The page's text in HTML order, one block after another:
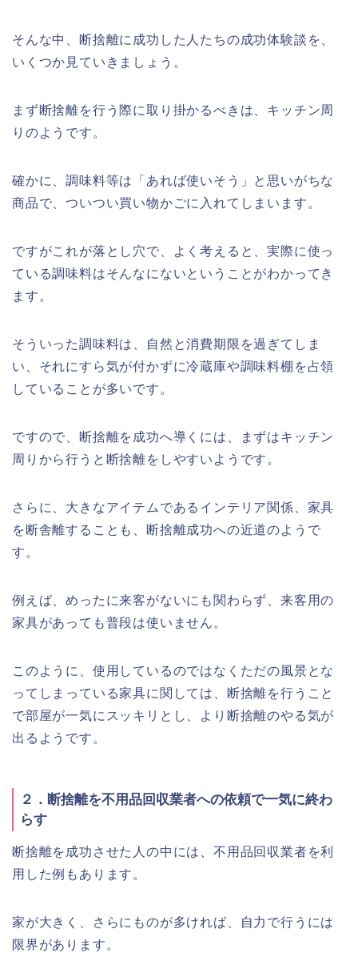
そんな中、断捨離に成功した人たちの成功体験談を、
いくつか見ていきましょう。
まず断捨離を行う際に取り掛かるべきは、キッチン周
りのようです。
確かに、調味料等は「あれば使いそう」と思いがちな
商品で、ついつい買い物かごに入れてしまいます。
ですがこれが落とし穴で、よく考えると、実際に使っ
ている調味料はそんなにないということがわかってき
ます。
そういった調味料は、自然と消費期限を過ぎてしま
い、それにすら気が付かずに冷蔵庫や調味料棚を占領
していることが多いです。
ですので、断捨離を成功へ導くには、まずはキッチン
周りから行うと断捨離をしやすいようです。
さらに、大きなアイテムであるインテリア関係、家具
を断舎離することも、断捨離成功への近道のようで
す。
例えば、めったに来客がないにも関わらず、来客用の
家具があっても普段は使いません。
このように、使用しているのではなくただの風景とな
ってしまっている家具に関しては、断捨離を行うこと
で部屋が一気にスッキリとし、より断捨離のやる気が
出るようです。
２．断捨離を不用品回収業者への依頼で一気に終わ
らす
断捨離を成功させた人の中には、不用品回収業者を利
用した例もあります。
家が大きく、さらにものが多ければ、自力で行うには
限界があります。